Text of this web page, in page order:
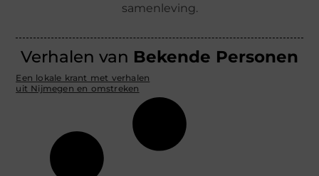
samenleving.
Verhalen van Bekende Personen
Een lokale krant met verhalen
uit Nijmegen en omstreken